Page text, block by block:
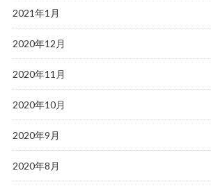
2021年1月
2020年12月
2020年11月
2020年10月
2020年9月
2020年8月